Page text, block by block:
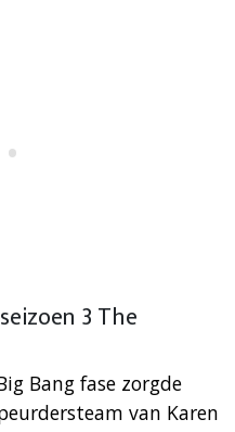
3 The
Bang fase zorgde
van Karen